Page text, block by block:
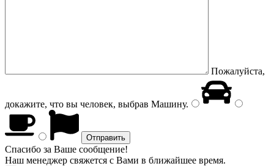
Пожалуйста,
докажите, что вы человек, выбрав Машину.
Спасибо за Ваше сообщение!
Наш менеджер свяжется с Вами в ближайшее время.